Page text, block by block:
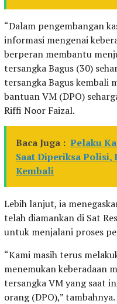
“Dalam pengembangan
informasi mengenai
berperan membantu
tersangka Bagus (30)
tersangka Bagus kembali
bantuan VM (DPO)
Riffi Noor Faizal.
Baca Juga : Pelaku
Saat Diperiksa Polisi,
Kembali
Lebih lanjut, ia
telah diamankan di Sat
untuk menjalani proses
“Kami masih terus
menemukan keberadaan
tersangka VM yang saat
orang (DPO),” tambahnya.